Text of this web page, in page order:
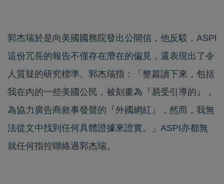
郭杰瑞於是向美國國務院發出公開信，他反駁，ASPl
這份冗長的報告不僅存在潛在的偏見，還表現出了令
人質疑的研究標準。郭杰瑞指：「整篇讀下來，包括
我在內的一些美國公民，被刻畫為『易受引導的』，
為協力廣告商敘事發聲的『外國網紅』，然而，我無
法從文中找到任何具體證據來證實。」ASPI亦都無
就任何指控聯絡過郭杰瑞。